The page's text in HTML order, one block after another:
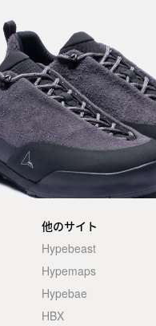
他のサイト
Hypebeast
Hypemaps
Hypebae
HBX